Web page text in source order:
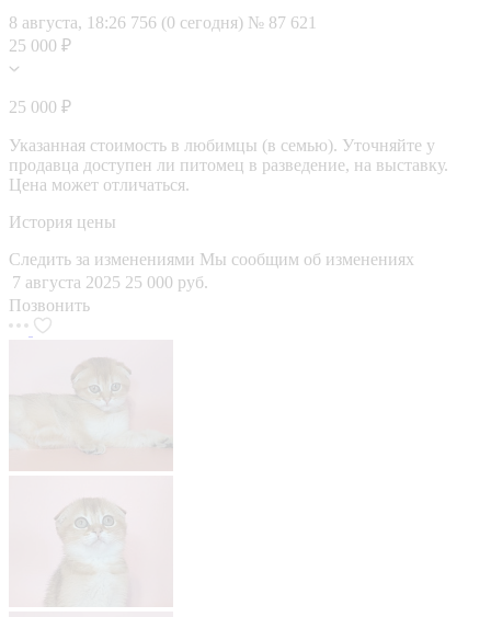
8 августа, 18:26 756 (0 сегодня) № 87 621
25 000 ₽
25 000 ₽
Указанная стоимость в любимцы (в семью). Уточняйте у
продавца доступен ли питомец в разведение, на выставку.
Цена может отличаться.
История цены
Следить за изменениями Мы сообщим об изменениях
7 августа 2025 25 000 руб.
Позвонить